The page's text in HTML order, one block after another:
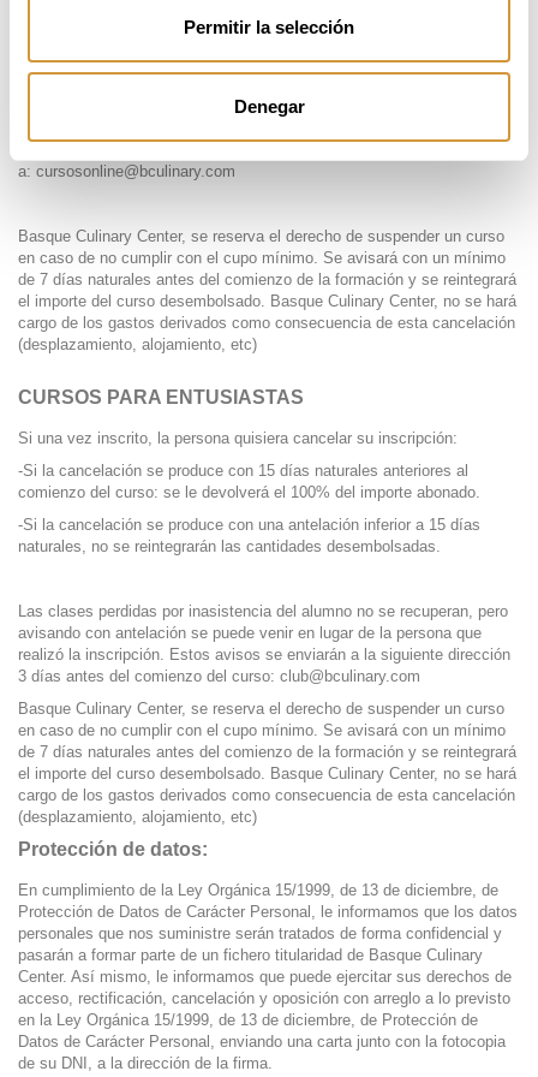
Permitir la selección
Denegar
enviarán a la siguiente dirección 3 días antes del comienzo del
, avisando con una antelación de 10 días naturales
a: cursosonline@bculinary.com
Basque Culinary Center, se reserva el derecho de suspender un curso
en caso de no cumplir con el cupo mínimo. Se avisará con un mínimo
de 7 días naturales antes del comienzo de la formación y se reintegrará
el importe del curso desembolsado. Basque Culinary Center, no se hará
cargo de los gastos derivados como consecuencia de esta cancelación
(desplazamiento, alojamiento, etc)
CURSOS PARA ENTUSIASTAS
Si una vez inscrito, la persona quisiera cancelar su inscripción:
-Si la cancelación se produce con 15 días naturales anteriores al
comienzo del curso: se le devolverá el 100% del importe abonado.
-Si la cancelación se produce con una antelación inferior a 15 días
naturales, no se reintegrarán las cantidades desembolsadas.
Las clases perdidas por inasistencia del alumno no se recuperan, pero
avisando con antelación se puede venir en lugar de la persona que
realizó la inscripción. Estos avisos se enviarán a la siguiente dirección
3 días antes del comienzo del curso: club@bculinary.com
Basque Culinary Center, se reserva el derecho de suspender un curso
en caso de no cumplir con el cupo mínimo. Se avisará con un mínimo
de 7 días naturales antes del comienzo de la formación y se reintegrará
el importe del curso desembolsado. Basque Culinary Center, no se hará
cargo de los gastos derivados como consecuencia de esta cancelación
(desplazamiento, alojamiento, etc)
Protección de datos:
En cumplimiento de la Ley Orgánica 15/1999, de 13 de diciembre, de
Protección de Datos de Carácter Personal, le informamos que los datos
personales que nos suministre serán tratados de forma confidencial y
pasarán a formar parte de un fichero titularidad de Basque Culinary
Center. Así mismo, le informamos que puede ejercitar sus derechos de
acceso, rectificación, cancelación y oposición con arreglo a lo previsto
en la Ley Orgánica 15/1999, de 13 de diciembre, de Protección de
Datos de Carácter Personal, enviando una carta junto con la fotocopia
de su DNI, a la dirección de la firma.